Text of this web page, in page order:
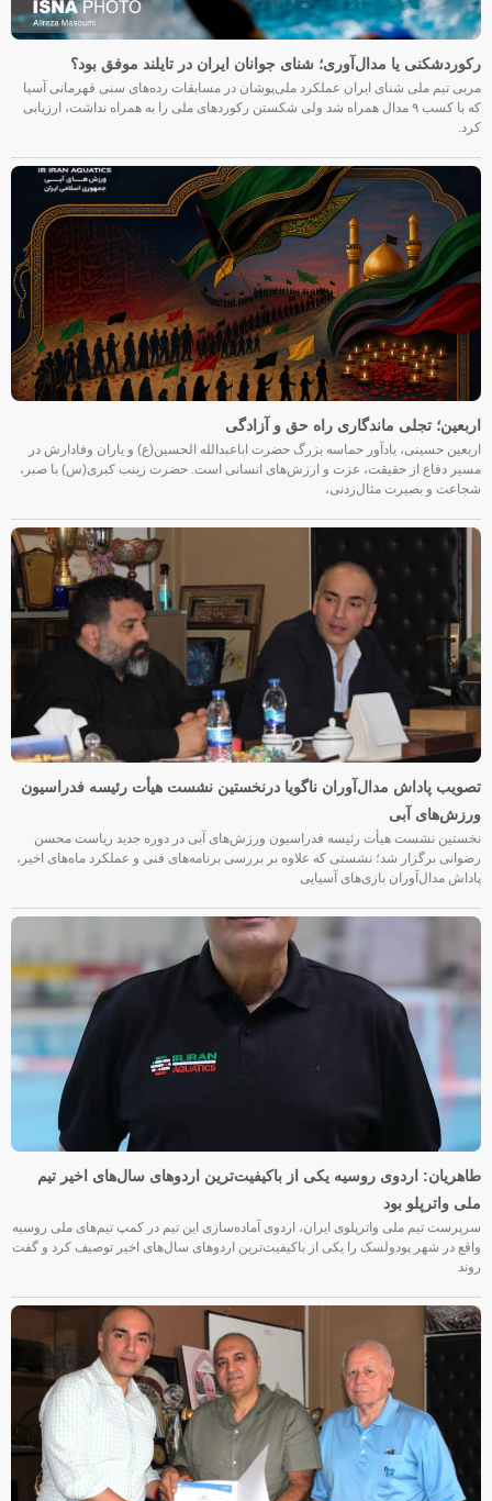
رکوردشکنی یا مدال‌آوری؛ شنای جوانان ایران در تایلند موفق بود؟
مربی تیم ملی شنای ایران عملکرد ملی‌پوشان در مسابقات رده‌های سنی قهرمانی آسیا
که با کسب ۹ مدال همراه شد ولی شکستن رکوردهای ملی را به همراه نداشت، ارزیابی
کرد.
اربعین؛ تجلی ماندگاری راه حق و آزادگی
اربعین حسینی، یادآور حماسه بزرگ حضرت اباعبدالله الحسین(ع) و یاران وفادارش در
مسیر دفاع از حقیقت، عزت و ارزش‌های انسانی است. حضرت زینب کبری(س) با صبر،
شجاعت و بصیرت مثال‌زدنی،
تصویب پاداش مدال‌آوران ناگویا درنخستین نشست هیأت رئیسه فدراسیون
ورزش‌های آبی
نخستین نشست هیأت رئیسه فدراسیون ورزش‌های آبی در دوره جدید ریاست محسن
رضوانی برگزار شد؛ نشستی که علاوه بر بررسی برنامه‌های فنی و عملکرد ماه‌های اخیر،
پاداش مدال‌آوران بازی‌های آسیایی
طاهریان: اردوی روسیه یکی از باکیفیت‌ترین اردوهای سال‌های اخیر تیم
ملی واترپلو بود
سرپرست تیم ملی واترپلوی ایران، اردوی آماده‌سازی این تیم در کمپ تیم‌های ملی روسیه
واقع در شهر پودولسک را یکی از باکیفیت‌ترین اردوهای سال‌های اخیر توصیف کرد و گفت
روند